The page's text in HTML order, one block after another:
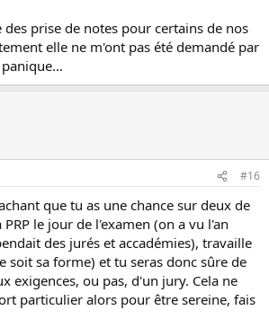
prise de notes pour certains de nos
elle ne m'ont pas été demandé par
#16
que tu as une chance sur deux de
le jour de l'examen (on a vu l'an
des jurés et accadémies), travaille
soit sa forme) et tu seras donc sûre de
exigences, ou pas, d'un jury. Cela ne
particulier alors pour être sereine, fais